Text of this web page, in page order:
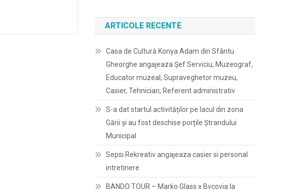
ARTICOLE RECENTE
Casa de Cultură Konya Adam din Sfântu
Gheorghe angajeaza Șef Serviciu, Muzeograf,
Educator muzeal, Supraveghetor muzeu,
Casier, Tehnician, Referent administrativ
S-a dat startul activităților pe lacul din zona
Gării și au fost deschise porțile Ștrandului
Municipal
Sepsi Rekreativ angajeaza casier si personal
intretinere
BANDO TOUR – Marko Glass x Bvcovia la